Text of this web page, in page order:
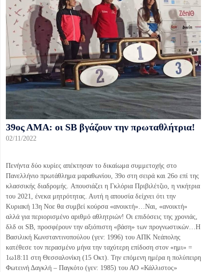
39ος ΑΜΑ: οι SB βγάζουν την πρωταθλήτρια!
02/11/2022
Πενήντα δύο κυρίες απέκτησαν το δικαίωμα συμμετοχής στο
Πανελλήνιο πρωτάθλημα μαραθωνίου, 39ο στη σειρά και 26ο επί της
κλασσικής διαδρομής. Aπουσιάζει η Γκλόρια Πριβιλέτζιο, η νικήτρια
του 2021, ένεκα μητρότητας. Αυτή η απουσία δείχνει ότι την
Κυριακή 13η Νοε θα συμβεί κούρσα «ανοικτή»…Ναι, «ανοικτή»
αλλά για περιορισμένο αριθμό αθλητριών! Οι επιδόσεις της χρονιάς,
δλδ οι SB, προσφέρουν την αξιόπιστη «βάση» των προγνωστικών…Η
Βασιλική Κωνσταντινοπούλου (γεν: 1996) του ΑΠΚ Νεάπολης
κατέθεσε τον περασμένο μήνα την ταχύτερη επίδοση στον «ημι» =
1ω18:11 στη Θεσσαλονίκη (15 Οκτ). Την επόμενη ημέρα η πολύπειρη
Φωτεινή Δαγκλή – Παγκότο (γεν: 1985) του ΑΟ «Κάλλιστος»